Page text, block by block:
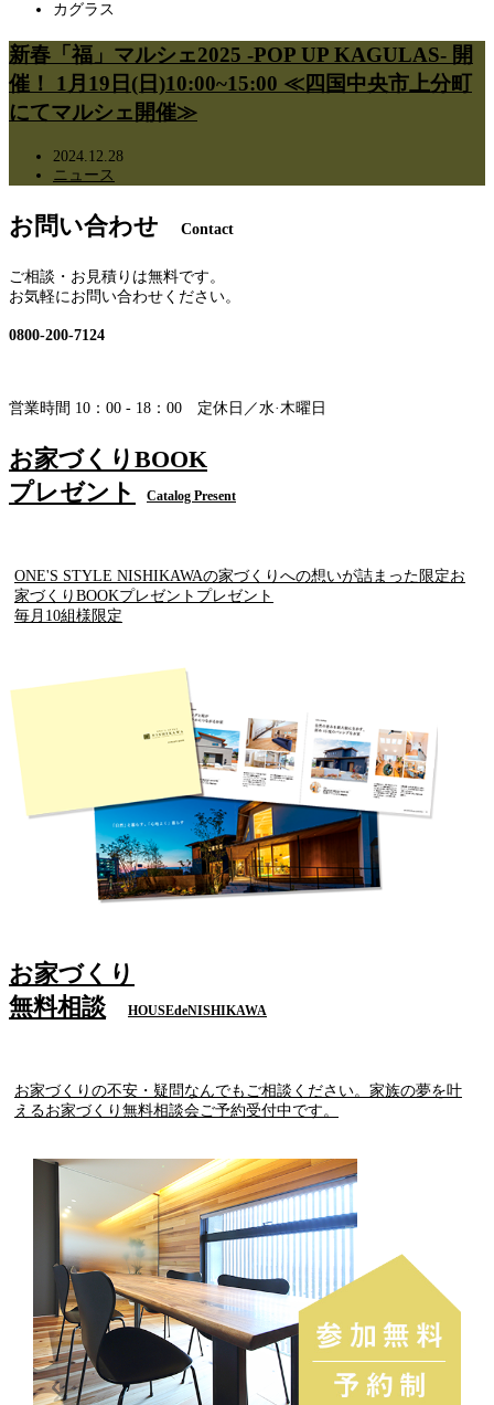
カグラス
新春「福」マルシェ2025 -POP UP KAGULAS- 開
催！ 1月19日(日)10:00~15:00 ≪四国中央市上分町
にてマルシェ開催≫
2024.12.28
ニュース
お問い合わせ Contact
ご相談・お見積りは無料です。
お気軽にお問い合わせください。
0800-200-7124
営業時間 10：00 - 18：00 定休日／水·木曜日
お家づくりBOOK
プレゼント
Catalog Present
ONE'S STYLE NISHIKAWAの家づくりへの想いが詰まった限定お
家づくりBOOKプレゼントプレゼント
毎月10組様限定
お家づくり
無料相談
HOUSEdeNISHIKAWA
お家づくりの不安・疑問なんでもご相談ください。家族の夢を叶
えるお家づくり無料相談会ご予約受付中です。